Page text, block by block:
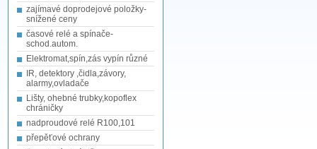
zajímavé doprodejové položky-
snížené ceny
časové relé a spínače-
schod.autom.
Elektromat,spín,zás vypín různé
IR, detektory ,čidla,závory,
alarmy,ovladače
Lišty, ohebné trubky,kopoflex
chráničky
nadproudové relé R100,101
přepěťové ochrany